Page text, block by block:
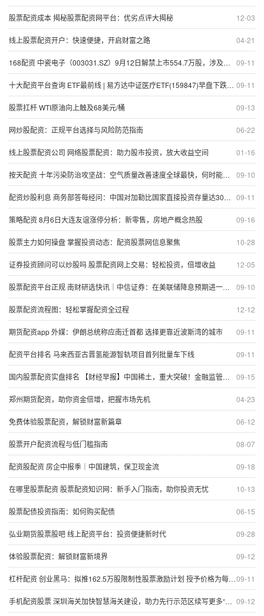
12-03
股票配资成本 揭秘股票配资网平台：优劣点评大揭秘
04-21
线上股票配资开户：快速便捷，开启财富之路
09-11
168配资 中瓷电子（003031.SZ）9月12日解禁上市554.7万股，涉及股东5名
09-11
十大配资平台查询 ETF最前线 | 易方达中证医疗ETF(159847)早盘下跌1.89%，医疗器械主题走弱，阳普医疗上涨19.96%
09-13
股票扛杆 WTI原油向上触及68美元/桶
06-22
网炒股配资：正规平台选择与风险防范指南
01-16
线上股票配资公司 网络股票配资：助力股市投资，放大收益空间
09-10
按天配资 十年污染防治攻坚战：空气质量改善速度全球最快，何时能够达到WHO指导值？
09-11
配资炒股利息 商务部答每经问：中国对加勒比国家直接投资存量达30多亿美元，正在清洁能源、储能等领域探索合作机遇
09-16
策略配资 8月6日大连友谊涨停分析：新零售，房地产概念热股
10-28
股票主力如何操盘 掌握投资动态：配资股票网信息聚焦
12-05
证券投资顾问可以炒股吗 股票配资网上交易：轻松投资，倍增收益
09-10
股票配资平台正规 南财研选快讯｜中信证券：在美联储降息预期进一步升温背景下 下阶段数量与利率型货币政策仍有发力空间
12-12
股票配资流程图：轻松掌握配资全过程
09-11
期货配资app 外媒：伊朗总统称应南迁首都 选择更靠近波斯湾的城市
09-11
配资平台排名 马来西亚古晋氢能源智轨项目首列批量车下线
09-15
国内股票配资实盘排名 【财经早报】中国稀土，重大突破！金融监管总局重磅部署
04-23
郑州期货配资，助你资金倍增，把握市场先机
06-12
免费体验股票配资，解锁财富新篇章
08-07
股票开户配资流程与低门槛指南
09-18
配资股配资 房企中报季｜中国建筑，保卫现金流
10-13
在哪里股票配资 股票配资知识网：新手入门指南，助你投资无忧
06-15
股票配债投资指南：如何购买配债
09-28
弘业期货股票股吧 线上配资平台：投资便捷新时代
09-12
体验股票配资：解锁财富新境界
09-11
杠杆配资 创业黑马：拟推162.5万股限制性股票激励计划 授予价格为每股13.72元
09-12
手机配资股票 深圳海关加快智慧海关建设，助力先行示范区续写更多“春天的故事”